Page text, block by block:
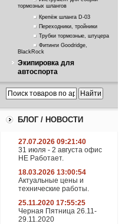
тормозных шлангов
Крепёж шланга D-03
Переходники, тройники
Трубки тормозные, штуцера
Фитинги Goodridge,
BlackRock
Экипировка для
автоспорта
БЛОГ / НОВОСТИ
27.07.2026 09:21:40
31 июля - 2 августа офис
НЕ Работает.
18.03.2026 13:00:54
Актуальные цены и
технические работы.
25.11.2020 17:55:25
Черная Пятница 26.11-
29.11.2020